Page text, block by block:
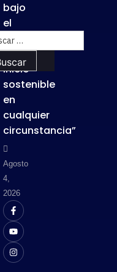
bajo
el
lema
“Un
inicio
sostenible
en
cualquier
circunstancia”
Agosto
4,
2026